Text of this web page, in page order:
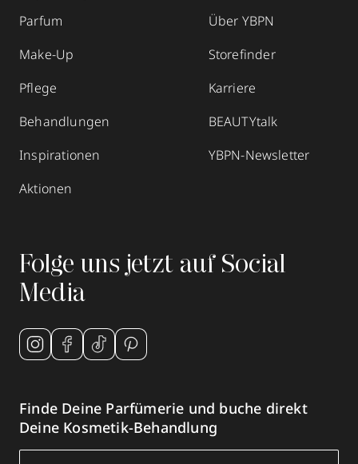
Parfum
Make-Up
Pflege
Behandlungen
Inspirationen
Aktionen
Über YBPN
Storefinder
Karriere
BEAUTYtalk
YBPN-Newsletter
Folge uns jetzt auf Social
Media
Finde Deine Parfümerie und buche direkt
Deine Kosmetik-Behandlung